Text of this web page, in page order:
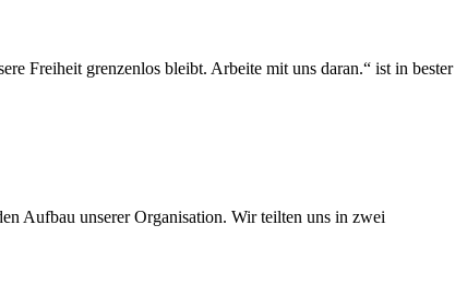
Freiheit grenzenlos bleibt. Arbeite mit uns daran.“ ist in bester
Aufbau unserer Organisation. Wir teilten uns in zwei